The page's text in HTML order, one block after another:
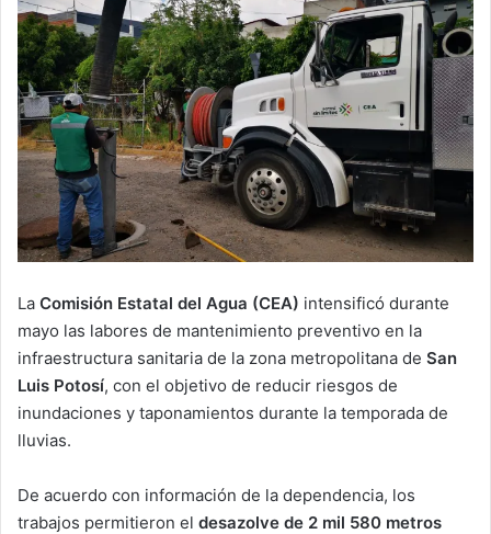
La Comisión Estatal del Agua (CEA) intensificó durante
mayo las labores de mantenimiento preventivo en la
infraestructura sanitaria de la zona metropolitana de San
Luis Potosí, con el objetivo de reducir riesgos de
inundaciones y taponamientos durante la temporada de
lluvias.
De acuerdo con información de la dependencia, los
trabajos permitieron el desazolve de 2 mil 580 metros